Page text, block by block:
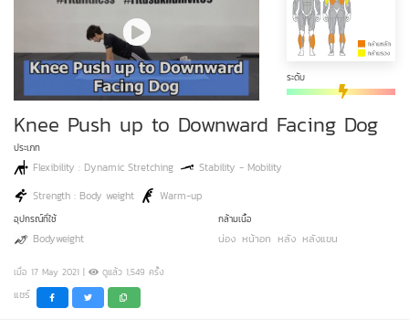
ระดับ
Knee Push up to Downward Facing Dog
ประเภท
Flexibility : Dynamic Stretching
Stability - Mobility
Strength : Body weight
Warm-up
อุปกรณ์ที่ใช้
Bodyweight
กล้ามเนื้อ
น่อง หน้าอก หลัง หลังแขน
เมื่อ 17 May 2021 | ดูแล้ว 1,549 ครั้ง
แชร์